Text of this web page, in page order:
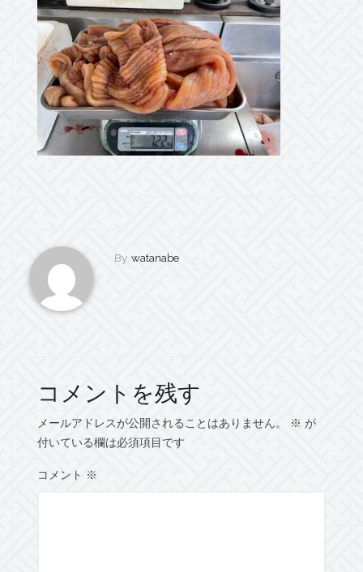
By watanabe
コメントを残す
メールアドレスが公開されることはありません。 ※ が
付いている欄は必須項目です
コメント ※